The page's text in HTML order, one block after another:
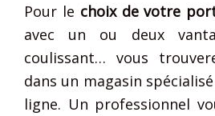
Pour le choix de votre
avec un ou deux
coulissant… vous
dans un magasin
ligne. Un professionnel